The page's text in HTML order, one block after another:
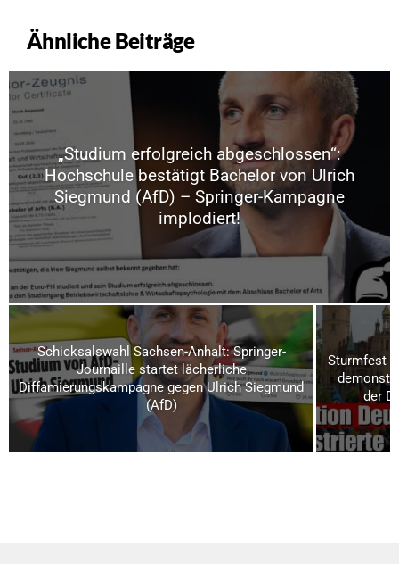
Ähnliche Beiträge
„Studium erfolgreich abgeschlossen“:
Hochschule bestätigt Bachelor von Ulrich
Siegmund (AfD) – Springer-Kampagne
implodiert!
Schicksalswahl Sachsen-Anhalt: Springer-
Journaille startet lächerliche
Diffamierungskampagne gegen Ulrich Siegmund
(AfD)
Sturmfest
der